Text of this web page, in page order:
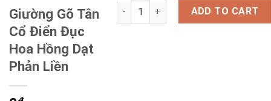
Giường Gõ Tân
Cổ Điển Đục
Hoa Hồng Dạt
Phản Liền
Giường Gõ Tân Cổ Điển Đục Hoa
ADD TO CART